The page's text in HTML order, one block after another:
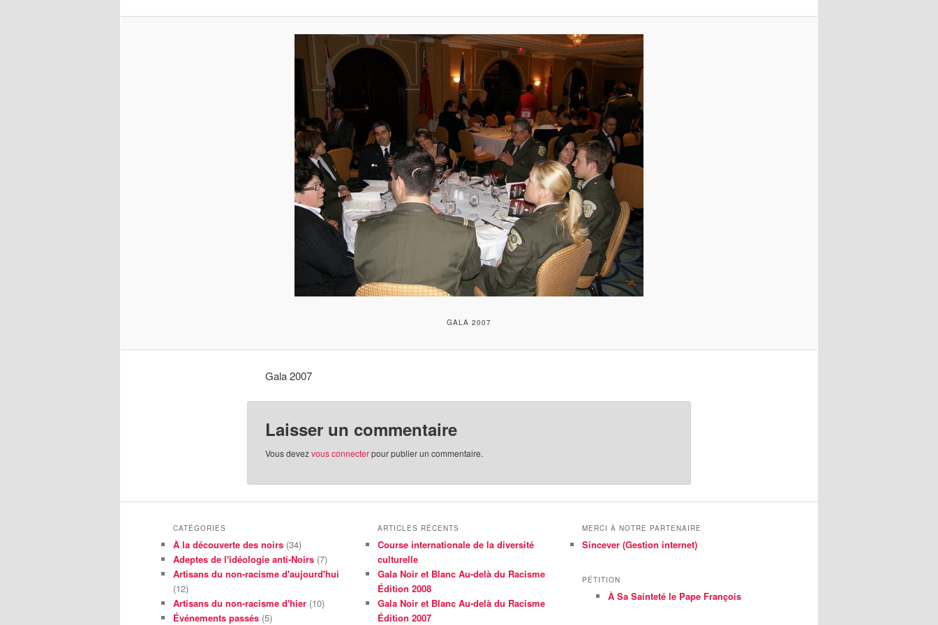
GALA 2007
Gala 2007
Laisser un commentaire
Vous devezvous connecterpour publier un commentaire.
CATÉGORIES
À la découverte des noirs (34)
Adeptes de l'idéologie anti-Noirs (7)
Artisans du non-racisme d'aujourd'hui
(12)
Artisans du non-racisme d'hier (10)
Événements passés (5)
ARTICLES RÉCENTS
Course internationale de la diversité
culturelle
Gala Noir et Blanc Au-delà du Racisme
Édition 2008
Gala Noir et Blanc Au-delà du Racisme
Édition 2007
MERCI À NOTRE PARTENAIRE
Sincever (Gestion internet)
PÉTITION
À Sa Sainteté le Pape François